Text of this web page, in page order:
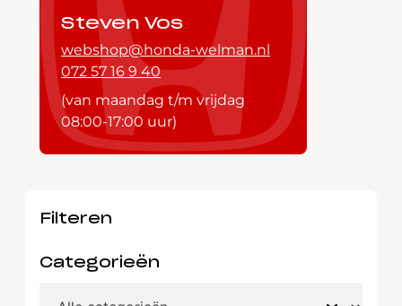
Steven Vos
webshop@honda-welman.nl
072 57 16 9 40
(van maandag t/m vrijdag
08:00-17:00 uur)
Filteren
Categorieën